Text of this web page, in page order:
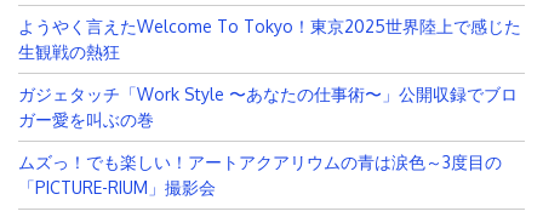
ようやく言えたWelcome To Tokyo！東京2025世界陸上で感じた
生観戦の熱狂
ガジェタッチ「Work Style 〜あなたの仕事術〜」公開収録でブロ
ガー愛を叫ぶの巻
ムズっ！でも楽しい！アートアクアリウムの青は涙色～3度目の
「PICTURE-RIUM」撮影会